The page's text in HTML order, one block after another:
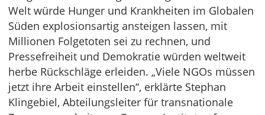
Welt würde Hunger und Krankheiten im Globalen
Süden explosionsartig ansteigen lassen, mit
Millionen Folgetoten sei zu rechnen, und
Pressefreiheit und Demokratie würden weltweit
herbe Rückschläge erleiden. „Viele NGOs müssen
jetzt ihre Arbeit einstellen“, erklärte Stephan
Klingebiel, Abteilungsleiter für transnationale